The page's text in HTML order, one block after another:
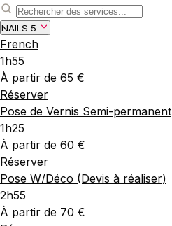
NAILS 5
French
1h55
À partir de 65 €
Réserver
Pose de Vernis Semi-permanent
1h25
À partir de 60 €
Réserver
Pose W/Déco (Devis à réaliser)
2h55
À partir de 70 €